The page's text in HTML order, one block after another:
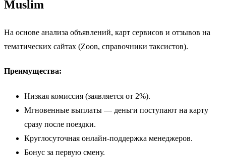
Muslim
На основе анализа объявлений, карт сервисов и отзывов на
тематических сайтах (Zoon, справочники таксистов).
Преимущества:
Низкая комиссия (заявляется от 2%).
Мгновенные выплаты — деньги поступают на карту
сразу после поездки.
Круглосуточная онлайн-поддержка менеджеров.
Бонус за первую смену.